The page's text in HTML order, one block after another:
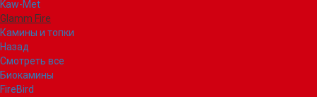
Kaw-Met
Glamm Fire
Камины и топки
Назад
Смотреть все
Биокамины
FireBird